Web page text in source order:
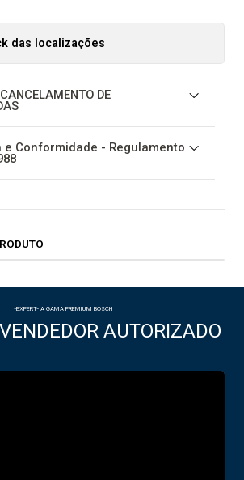
das localizações
DE
e Conformidade - Regulamento
-EXPERT- A GAMA PREMIUM BOSCH
AUTORIZADO